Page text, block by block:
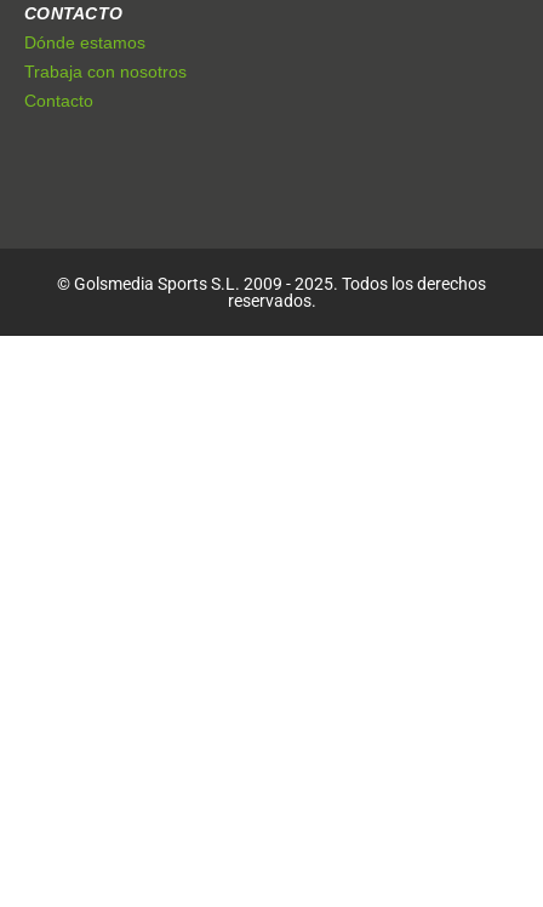
CONTACTO
Dónde estamos
Trabaja con nosotros
Contacto
© Golsmedia Sports S.L. 2009 - 2025. Todos los derechos
reservados.